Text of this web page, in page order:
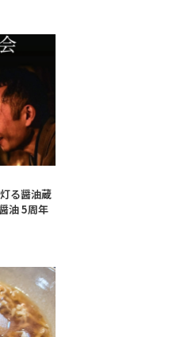
る醤油蔵
油 5周年